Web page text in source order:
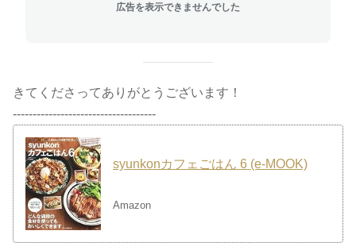
広告を表示できませんでした
きてくださってありがとうございます！
------------------------------------
syunkonカフェごはん 6 (e-MOOK)
Amazon